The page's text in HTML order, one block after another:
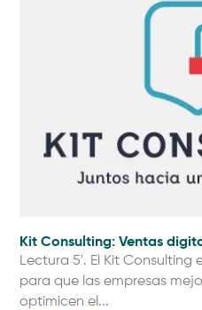
Kit Consulting: Ventas
Lectura 5'. El Kit
para que las empresas
optimicen el...